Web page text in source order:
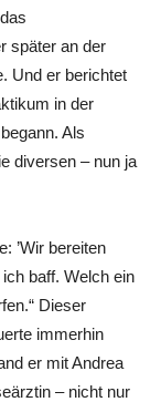
später an der
Und er berichtet
in der
Als
diversen – nun ja
’Wir bereiten
baff. Welch ein
Dieser
immerhin
er mit Andrea
– nicht nur